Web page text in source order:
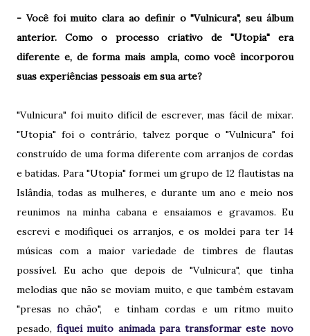
- Você foi muito clara ao definir o "Vulnicura", seu álbum
anterior. Como o processo criativo de "Utopia" era
diferente e, de forma mais ampla, como você incorporou
suas experiências pessoais em sua arte?
"Vulnicura" foi muito difícil de escrever, mas fácil de mixar.
"Utopia" foi o contrário, talvez porque o "Vulnicura" foi
construído de uma forma diferente com arranjos de cordas
e batidas. Para "Utopia" formei um grupo de 12 flautistas na
Islândia, todas as mulheres, e durante um ano e meio nos
reunimos na minha cabana e ensaiamos e gravamos. Eu
escrevi e modifiquei os arranjos, e os moldei para ter 14
músicas com a maior variedade de timbres de flautas
possível. Eu acho que depois de "Vulnicura", que tinha
melodias que não se moviam muito, e que também estavam
"presas no chão", e tinham cordas e um ritmo muito
pesado, fiquei muito animada para transformar este novo